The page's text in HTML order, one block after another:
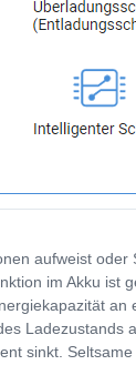
aufweist oder
im Akku ist
an
Ladezustands
sinkt. Seltsame